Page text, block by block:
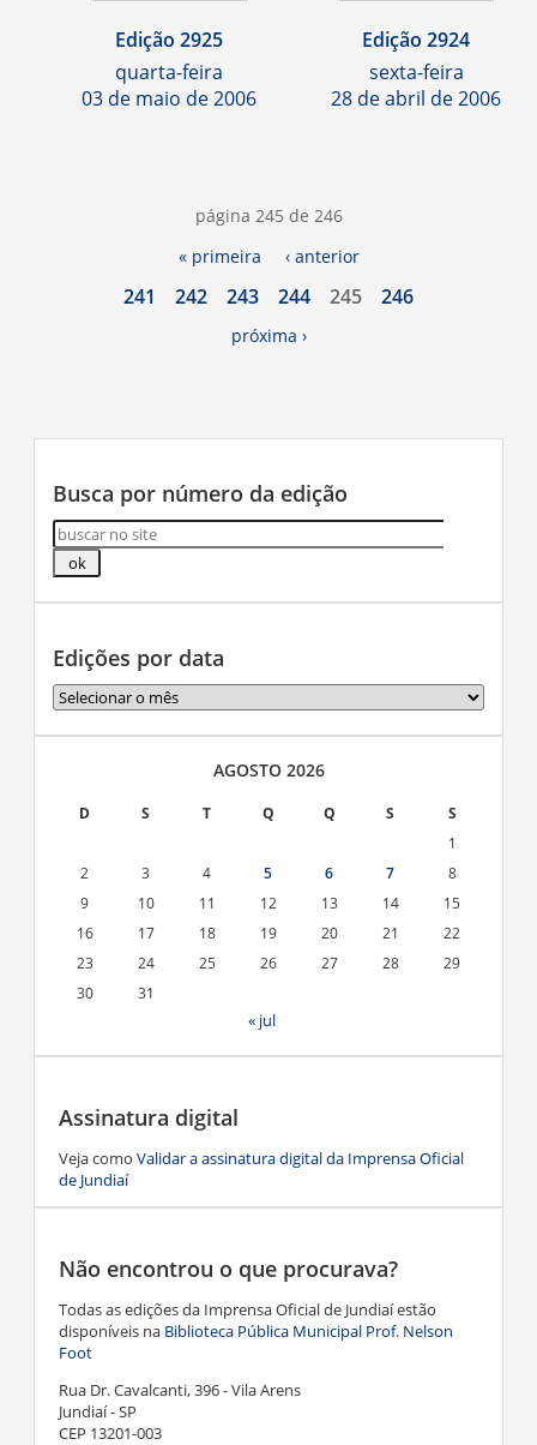
Edição 2925
quarta-feira
03 de maio de 2006
Edição 2924
sexta-feira
28 de abril de 2006
página 245 de 246
« primeira
‹ anterior
241 242 243 244 245 246
próxima ›
Busca por número da edição
Edições por data
Edições
por
data
AGOSTO 2026
D S T Q Q S
S
1
2
3 4 5 6 7
8
9
10 11 12 13 14
15
16
17 18 19 20 21
22
23
24 25 26 27 28
29
30
31
« jul
Assinatura digital
Veja como Validar a assinatura digital da Imprensa Oficial
de Jundiaí
Não encontrou o que procurava?
Todas as edições da Imprensa Oficial de Jundiaí estão
disponíveis na Biblioteca Pública Municipal Prof. Nelson
Foot
Rua Dr. Cavalcanti, 396 - Vila Arens
Jundiaí - SP
CEP 13201-003